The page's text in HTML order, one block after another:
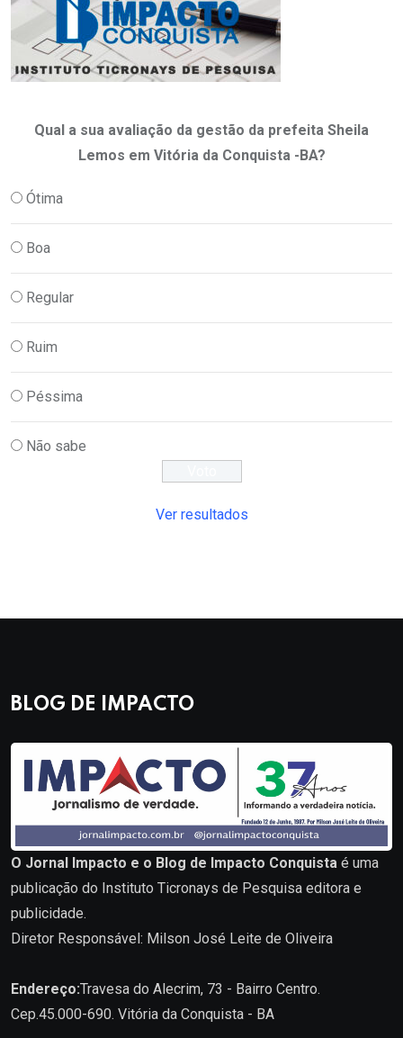
Qual a sua avaliação da gestão da prefeita Sheila
Lemos em Vitória da Conquista -BA?
Ótima
Boa
Regular
Ruim
Péssima
Não sabe
Ver resultados
BLOG DE IMPACTO
O Jornal Impacto e o Blog de Impacto Conquista é uma
publicação do Instituto Ticronays de Pesquisa editora e
publicidade.
Diretor Responsável: Milson José Leite de Oliveira
Endereço:Travesa do Alecrim, 73 - Bairro Centro.
Cep.45.000-690. Vitória da Conquista - BA